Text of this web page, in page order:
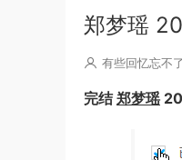
郑梦瑶
有些回忆忘不了
完结郑梦瑶